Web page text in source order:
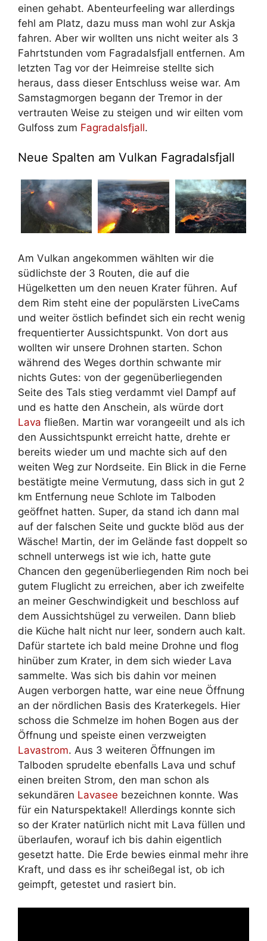
einen gehabt. Abenteurfeeling war allerdings
fehl am Platz, dazu muss man wohl zur Askja
fahren. Aber wir wollten uns nicht weiter als 3
Fahrtstunden vom Fagradalsfjall entfernen. Am
letzten Tag vor der Heimreise stellte sich
heraus, dass dieser Entschluss weise war. Am
Samstagmorgen begann der Tremor in der
vertrauten Weise zu steigen und wir eilten vom
Gulfoss zum Fagradalsfjall.
Neue Spalten am Vulkan Fagradalsfjall
Am Vulkan angekommen wählten wir die
südlichste der 3 Routen, die auf die
Hügelketten um den neuen Krater führen. Auf
dem Rim steht eine der populärsten LiveCams
und weiter östlich befindet sich ein recht wenig
frequentierter Aussichtspunkt. Von dort aus
wollten wir unsere Drohnen starten. Schon
während des Weges dorthin schwante mir
nichts Gutes: von der gegenüberliegenden
Seite des Tals stieg verdammt viel Dampf auf
und es hatte den Anschein, als würde dort
Lava fließen. Martin war vorangeeilt und als ich
den Aussichtspunkt erreicht hatte, drehte er
bereits wieder um und machte sich auf den
weiten Weg zur Nordseite. Ein Blick in die Ferne
bestätigte meine Vermutung, dass sich in gut 2
km Entfernung neue Schlote im Talboden
geöffnet hatten. Super, da stand ich dann mal
auf der falschen Seite und guckte blöd aus der
Wäsche! Martin, der im Gelände fast doppelt so
schnell unterwegs ist wie ich, hatte gute
Chancen den gegenüberliegenden Rim noch bei
gutem Fluglicht zu erreichen, aber ich zweifelte
an meiner Geschwindigkeit und beschloss auf
dem Aussichtshügel zu verweilen. Dann blieb
die Küche halt nicht nur leer, sondern auch kalt.
Dafür startete ich bald meine Drohne und flog
hinüber zum Krater, in dem sich wieder Lava
sammelte. Was sich bis dahin vor meinen
Augen verborgen hatte, war eine neue Öffnung
an der nördlichen Basis des Kraterkegels. Hier
schoss die Schmelze im hohen Bogen aus der
Öffnung und speiste einen verzweigten
Lavastrom. Aus 3 weiteren Öffnungen im
Talboden sprudelte ebenfalls Lava und schuf
einen breiten Strom, den man schon als
sekundären Lavasee bezeichnen konnte. Was
für ein Naturspektakel! Allerdings konnte sich
so der Krater natürlich nicht mit Lava füllen und
überlaufen, worauf ich bis dahin eigentlich
gesetzt hatte. Die Erde bewies einmal mehr ihre
Kraft, und dass es ihr scheißegal ist, ob ich
geimpft, getestet und rasiert bin.